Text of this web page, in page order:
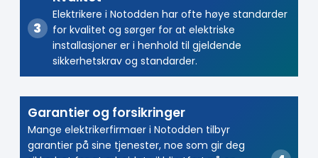
Elektrikere i Notodden har ofte høye standarder
for kvalitet og sørger for at elektriske
installasjoner er i henhold til gjeldende
sikkerhetskrav og standarder.
Garantier og forsikringer
Mange elektrikerfirmaer i Notodden tilbyr
garantier på sine tjenester, noe som gir deg